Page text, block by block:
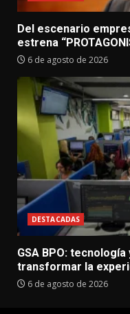
Del escenario
estrena
6 de agosto de 2026
DESTACADAS
GSA BPO:
transformar la
6 de agosto de 2026